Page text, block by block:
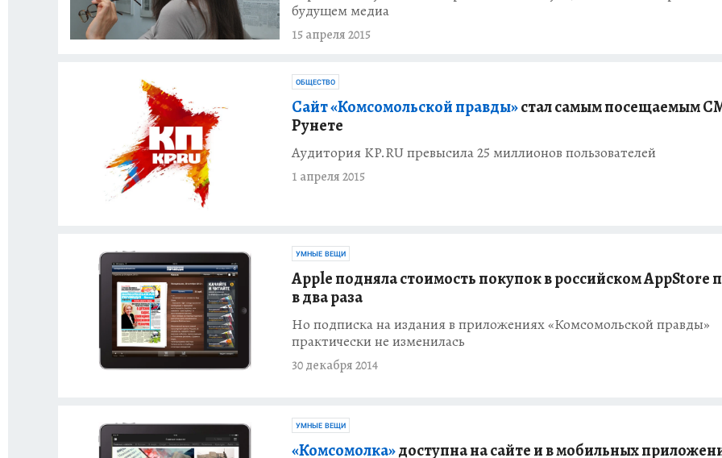
будущем медиа
15 апреля 2015
ОБЩЕСТВО
Сайт «Комсомольской правды»стал самым посещаемым
Рунете
Аудитория KP.RU превысила 25 миллионов пользователей
1 апреля 2015
УМНЫЕ ВЕЩИ
Apple подняла стоимость покупок в российском AppStore
в два раза
Но подписка на издания в приложениях «Комсомольской правды»
практически не изменилась
30 декабря 2014
УМНЫЕ ВЕЩИ
«Комсомолка»доступна на сайте и в мобильных